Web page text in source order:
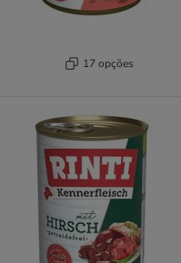
17 opções